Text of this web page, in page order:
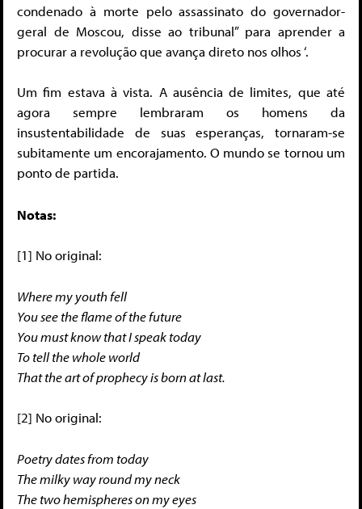
condenado à morte pelo assassinato do governador-
geral de Moscou, disse ao tribunal” para aprender a
procurar a revolução que avança direto nos olhos ‘.
Um fim estava à vista. A ausência de limites, que até
agora sempre lembraram os homens da
insustentabilidade de suas esperanças, tornaram-se
subitamente um encorajamento. O mundo se tornou um
ponto de partida.
Notas:
[1] No original:
Where my youth fell
You see the flame of the future
You must know that I speak today
To tell the whole world
That the art of prophecy is born at last.
[2] No original:
Poetry dates from today
The milky way round my neck
The two hemispheres on my eyes